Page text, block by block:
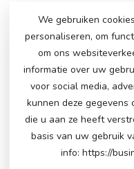
RECENT
We gebruiken
personaliseren, om
om ons
informatie over uw
voor social media,
kunnen deze gegevens
die u aan ze heeft
basis van uw gebruik
info: https://